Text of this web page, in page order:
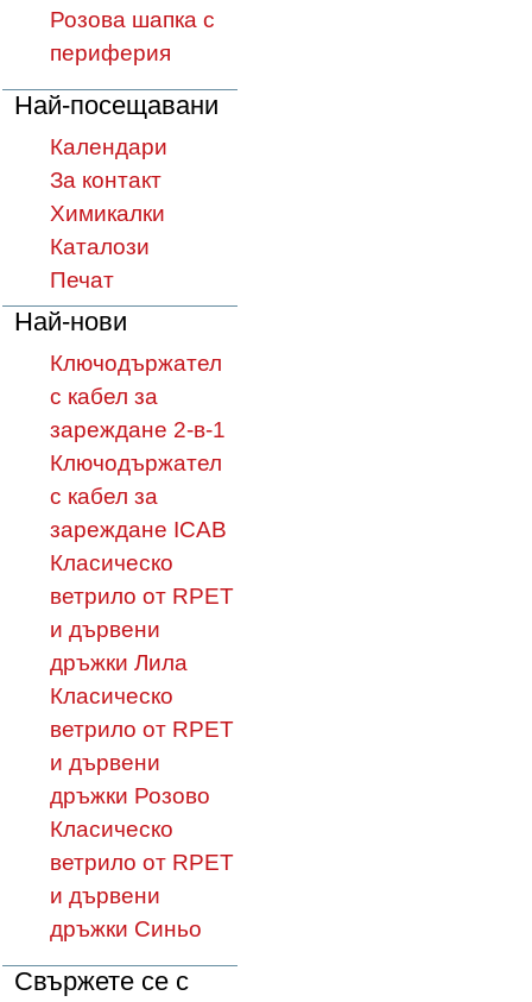
Розова шапка с
периферия
Най-посещавани
Календари
За контакт
Химикалки
Каталози
Печат
Най-нови
Ключодържател
с кабел за
зареждане 2-в-1
Ключодържател
с кабел за
зареждане ICAB
Класическо
ветрило от RPET
и дървени
дръжки Лила
Класическо
ветрило от RPET
и дървени
дръжки Розово
Класическо
ветрило от RPET
и дървени
дръжки Синьо
Свържете се с